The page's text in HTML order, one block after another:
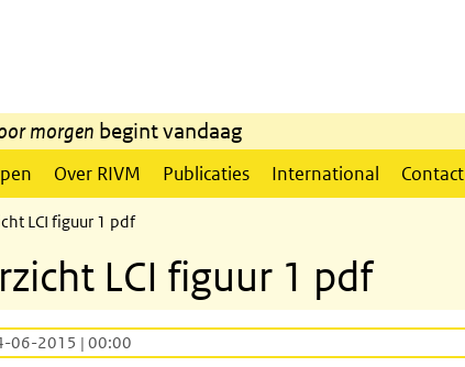
morgen begint vandaag
Over RIVM Publicaties International Contact
LCI figuur 1 pdf
LCI figuur 1 pdf
06-2015 | 00:00